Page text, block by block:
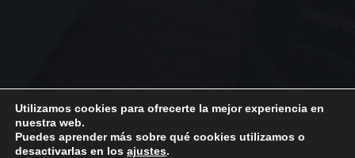
PRODUCTOS
Utilizamos cookies para ofrecerte la mejor experiencia en
nuestra web.
Puedes aprender más sobre qué cookies utilizamos o
desactivarlas en los ajustes.